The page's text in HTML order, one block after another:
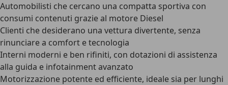
Automobilisti che cercano una compatta sportiva con
consumi contenuti grazie al motore Diesel
Clienti che desiderano una vettura divertente, senza
rinunciare a comfort e tecnologia
Interni moderni e ben rifiniti, con dotazioni di assistenza
alla guida e infotainment avanzato
Motorizzazione potente ed efficiente, ideale sia per lunghi